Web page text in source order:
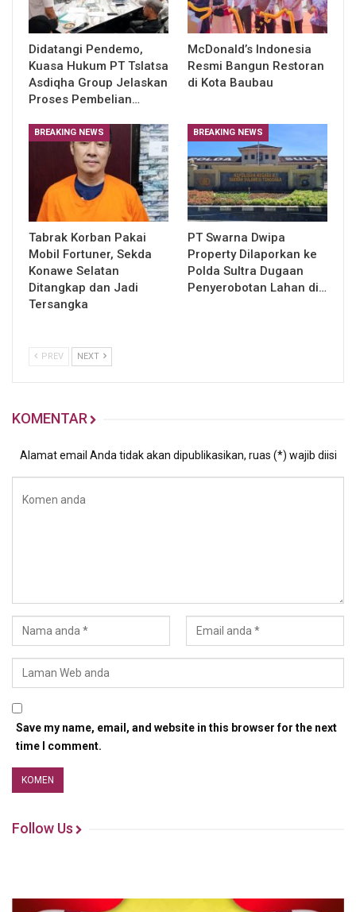
Didatangi Pendemo,
Kuasa Hukum PT Tslatsa
Asdiqha Group Jelaskan
Proses Pembelian…
McDonald’s Indonesia
Resmi Bangun Restoran
di Kota Baubau
BREAKING NEWS
Tabrak Korban Pakai
Mobil Fortuner, Sekda
Konawe Selatan
Ditangkap dan Jadi
Tersangka
BREAKING NEWS
PT Swarna Dwipa
Property Dilaporkan ke
Polda Sultra Dugaan
Penyerobotan Lahan di…
PREV NEXT
KOMENTAR
Alamat email Anda tidak akan dipublikasikan, ruas (*) wajib diisi
Save my name, email, and website in this browser for the next
time I comment.
Follow Us